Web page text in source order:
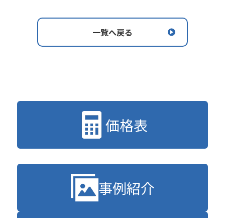
一覧へ戻る
価格表
事例紹介